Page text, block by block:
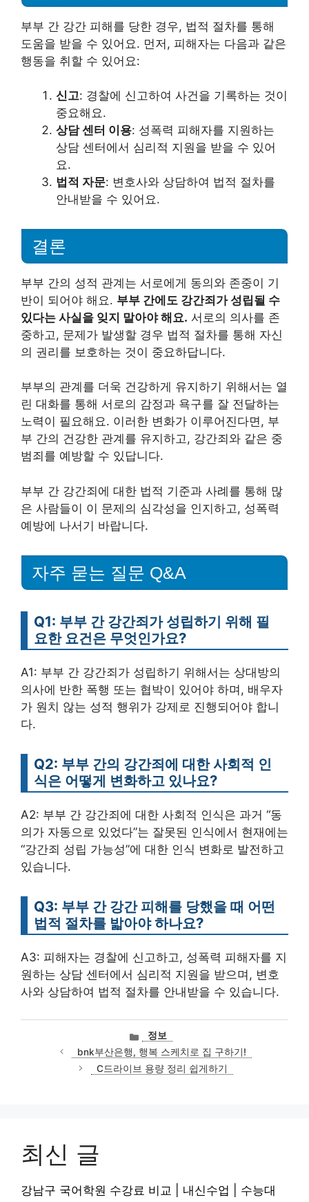
부부 간 강간 피해를 당한 경우, 법적 절차를 통해
도움을 받을 수 있어요. 먼저, 피해자는 다음과 같은
행동을 취할 수 있어요:
신고: 경찰에 신고하여 사건을 기록하는 것이
중요해요.
상담 센터 이용: 성폭력 피해자를 지원하는
상담 센터에서 심리적 지원을 받을 수 있어
요.
법적 자문: 변호사와 상담하여 법적 절차를
안내받을 수 있어요.
결론
부부 간의 성적 관계는 서로에게 동의와 존중이 기
반이 되어야 해요. 부부 간에도 강간죄가 성립될 수
있다는 사실을 잊지 말아야 해요. 서로의 의사를 존
중하고, 문제가 발생할 경우 법적 절차를 통해 자신
의 권리를 보호하는 것이 중요하답니다.
부부의 관계를 더욱 건강하게 유지하기 위해서는 열
린 대화를 통해 서로의 감정과 욕구를 잘 전달하는
노력이 필요해요. 이러한 변화가 이루어진다면, 부
부 간의 건강한 관계를 유지하고, 강간죄와 같은 중
범죄를 예방할 수 있답니다.
부부 간 강간죄에 대한 법적 기준과 사례를 통해 많
은 사람들이 이 문제의 심각성을 인지하고, 성폭력
예방에 나서기 바랍니다.
자주 묻는 질문 Q&A
Q1: 부부 간 강간죄가 성립하기 위해 필
요한 요건은 무엇인가요?
A1: 부부 간 강간죄가 성립하기 위해서는 상대방의
의사에 반한 폭행 또는 협박이 있어야 하며, 배우자
가 원치 않는 성적 행위가 강제로 진행되어야 합니
다.
Q2: 부부 간의 강간죄에 대한 사회적 인
식은 어떻게 변화하고 있나요?
A2: 부부 간 강간죄에 대한 사회적 인식은 과거 “동
의가 자동으로 있었다”는 잘못된 인식에서 현재에는
“강간죄 성립 가능성”에 대한 인식 변화로 발전하고
있습니다.
Q3: 부부 간 강간 피해를 당했을 때 어떤
법적 절차를 밟아야 하나요?
A3: 피해자는 경찰에 신고하고, 성폭력 피해자를 지
원하는 상담 센터에서 심리적 지원을 받으며, 변호
사와 상담하여 법적 절차를 안내받을 수 있습니다.
카
테
고
리
정보
bnk부산은행, 행복 스케치로 집 구하기!
C드라이브 용량 정리 쉽게하기
최신 글
강남구 국어학원 수강료 비교 | 내신수업 | 수능대